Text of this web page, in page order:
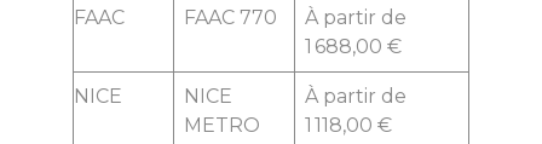
FAAC FAAC 770
À partir de
1 688,00 €
NICE
NICE
METRO
À partir de
1 118,00 €